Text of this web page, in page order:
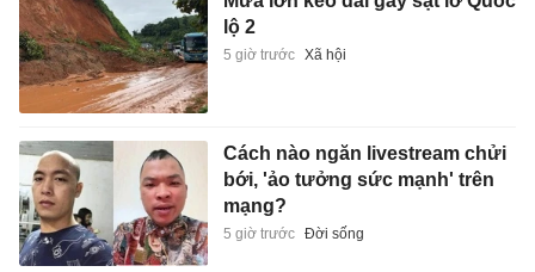
lộ 2
5 giờ trước Xã hội
Cách nào ngăn livestream chửi
bới, 'ảo tưởng sức mạnh' trên
mạng?
5 giờ trước Đời sống